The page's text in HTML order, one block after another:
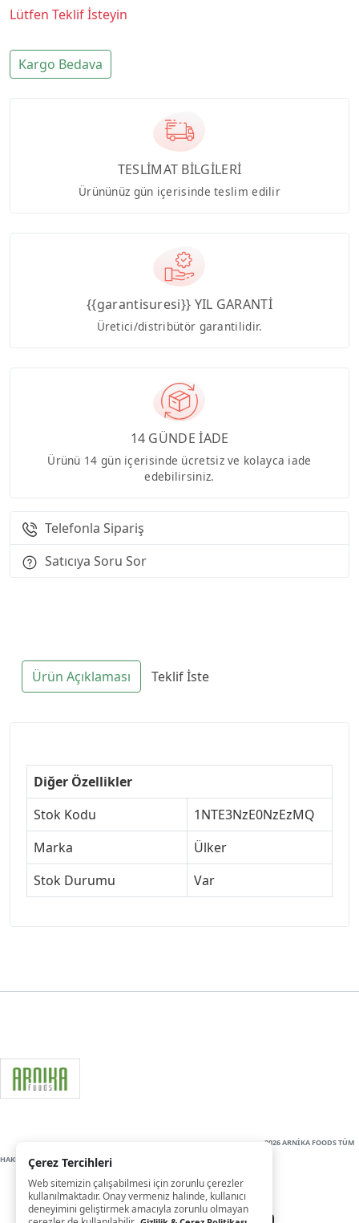
Lütfen Teklif İsteyin
Kargo Bedava
TESLİMAT BİLGİLERİ
Ürününüz gün içerisinde teslim edilir
{{garantisuresi}} YIL GARANTİ
Üretici/distribütör garantilidir.
14 GÜNDE İADE
Ürünü 14 gün içerisinde ücretsiz ve kolayca iade
edebilirsiniz.
Telefonla Sipariş
Satıcıya Soru Sor
Ürün Açıklaması Teklif İste
Diğer Özellikler
Stok Kodu
1NTE3NzE0NzEzMQ
Marka
Ülker
Stok Durumu
Var
2026 ARNİKA FOODS TÜM
HAKLARI SAKLIDIR
Çerez Tercihleri
Web sitemizin çalışabilmesi için zorunlu çerezler
kullanılmaktadır. Onay vermeniz halinde, kullanıcı
deneyimini geliştirmek amacıyla zorunlu olmayan